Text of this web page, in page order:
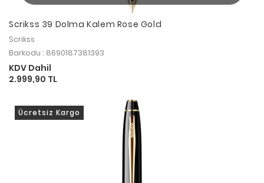
Scrikss 39 Dolma Kalem Rose Gold
Scrikss
Barkodu : 8690187381393
KDV Dahil
2.999,90 TL
Ücretsiz Kargo